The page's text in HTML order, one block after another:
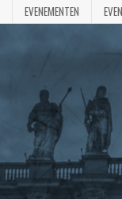
EVENEMENTEN